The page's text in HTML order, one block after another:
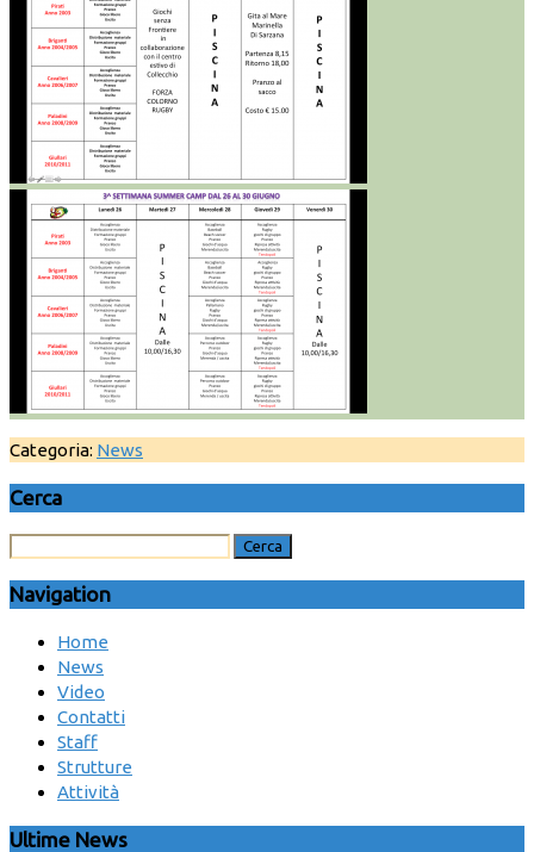
Categoria: News
Cerca
Navigation
Home
News
Video
Contatti
Staff
Strutture
Attività
Ultime News